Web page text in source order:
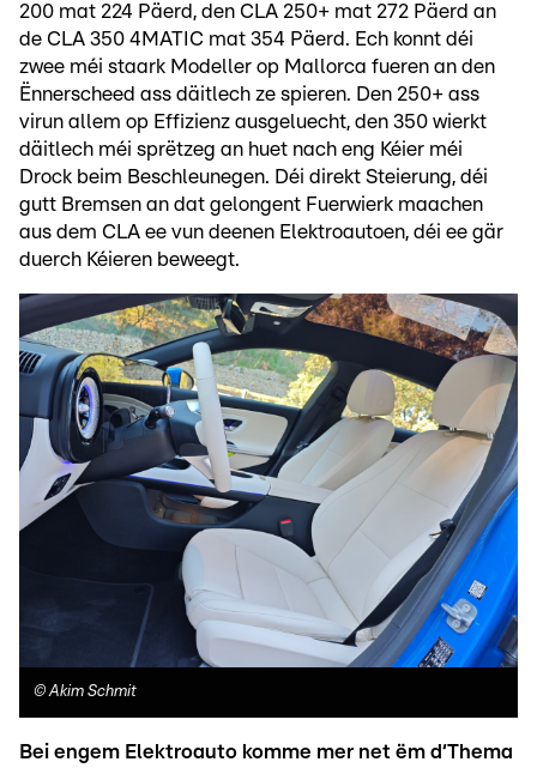
200 mat 224 Päerd, den CLA 250+ mat 272 Päerd an
de CLA 350 4MATIC mat 354 Päerd. Ech konnt déi
zwee méi staark Modeller op Mallorca fueren an den
Ënnerscheed ass däitlech ze spieren. Den 250+ ass
virun allem op Effizienz ausgeluecht, den 350 wierkt
däitlech méi sprëtzeg an huet nach eng Kéier méi
Drock beim Beschleunegen. Déi direkt Steierung, déi
gutt Bremsen an dat gelongent Fuerwierk maachen
aus dem CLA ee vun deenen Elektroautoen, déi ee gär
duerch Kéieren beweegt.
©Akim Schmit
Bei engem Elektroauto komme mer net ëm d‘Thema